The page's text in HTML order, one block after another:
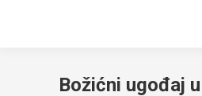
Božićni ugođaj